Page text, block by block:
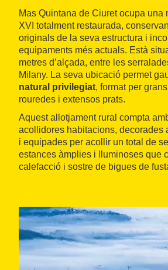
Mas Quintana de Ciuret ocupa una
XVI totalment restaurada,
originals de la seva estructura i
equipaments més actuals. Està
metres d’alçada, entre les
Milany. La seva ubicació permet
natural privilegiat, format per
rouredes i extensos prats.
Aquest allotjament rural compta
acollidores habitacions, decorades
i equipades per acollir un total de
estances àmplies i lluminoses que
calefacció i sostre de bigues de